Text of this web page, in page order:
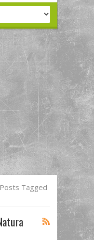
Posts Tagged